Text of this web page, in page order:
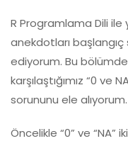
R Programlama Dili ile
anekdotları
ediyorum. Bu bölümde
karşılaştığımız “0 ve
sorununu ele alıyorum.
Öncelikle “0” ve “NA”